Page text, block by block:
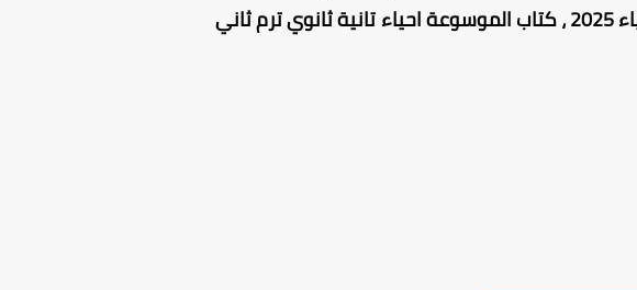
منهج الاحياء للصف الثانى الثانوى 2025 ، وكذلك اجابات كتاب الموسوعه احياء 2025 ، كتاب الموسوعة احياء تانية ثانوي ترم ثاني